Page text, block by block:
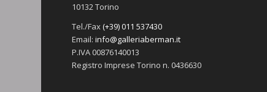
10132 Torino
Tel./Fax(+39) 011 537430
Email:info@galleriaberman.it
P.IVA 00876140013
Registro Imprese Torino n. 0436630